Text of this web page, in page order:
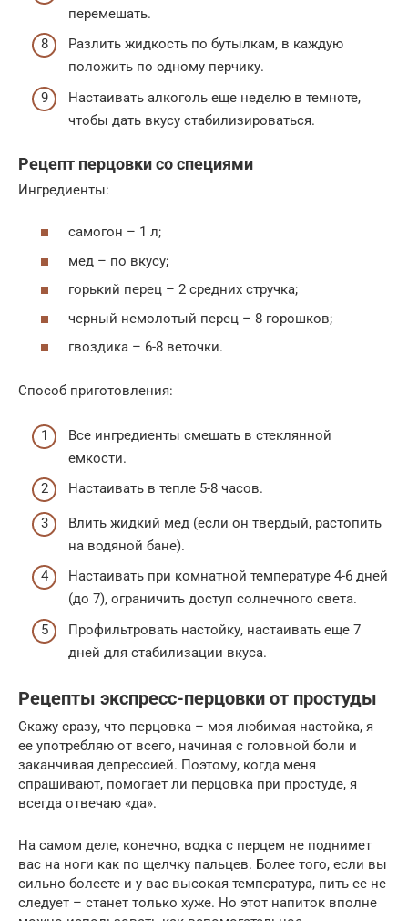
перемешать.
Разлить жидкость по бутылкам, в каждую
положить по одному перчику.
Настаивать алкоголь еще неделю в темноте,
чтобы дать вкусу стабилизироваться.
Рецепт перцовки со специями
Ингредиенты:
самогон – 1 л;
мед – по вкусу;
горький перец – 2 средних стручка;
черный немолотый перец – 8 горошков;
гвоздика – 6-8 веточки.
Способ приготовления:
Все ингредиенты смешать в стеклянной
емкости.
Настаивать в тепле 5-8 часов.
Влить жидкий мед (если он твердый, растопить
на водяной бане).
Настаивать при комнатной температуре 4-6 дней
(до 7), ограничить доступ солнечного света.
Профильтровать настойку, настаивать еще 7
дней для стабилизации вкуса.
Рецепты экспресс-перцовки от простуды
Скажу сразу, что перцовка – моя любимая настойка, я
ее употребляю от всего, начиная с головной боли и
заканчивая депрессией. Поэтому, когда меня
спрашивают, помогает ли перцовка при простуде, я
всегда отвечаю «да».
На самом деле, конечно, водка с перцем не поднимет
вас на ноги как по щелчку пальцев. Более того, если вы
сильно болеете и у вас высокая температура, пить ее не
следует – станет только хуже. Но этот напиток вполне